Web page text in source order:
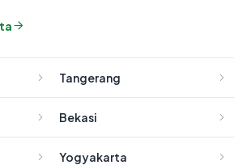
Tangerang
Bekasi
Yogyakarta